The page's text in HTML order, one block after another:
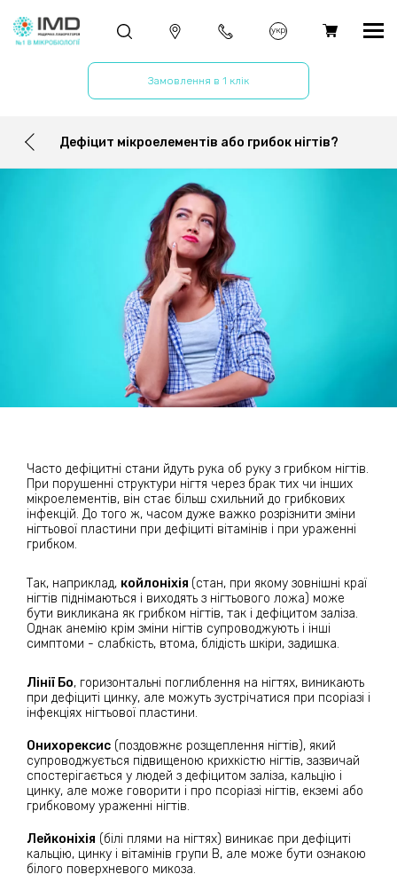
укр
Замовлення в 1 клік
Дефіцит мікроелементів або грибок нігтів?
Часто дефіцитні стани йдуть рука об руку з грибком нігтів.
При порушенні структури нігтя через брак тих чи інших
мікроелементів, він стає більш схильний до грибкових
інфекцій. До того ж, часом дуже важко розрізнити зміни
нігтьової пластини при дефіциті вітамінів і при ураженні
грибком.
Так, наприклад, койлоніхія (стан, при якому зовнішні краї
нігтів піднімаються і виходять з нігтьового ложа) може
бути викликана як грибком нігтів, так і дефіцитом заліза.
Однак анемію крім зміни нігтів супроводжують і інші
симптоми - слабкість, втома, блідість шкіри, задишка.
Лінії Бо, горизонтальні поглиблення на нігтях, виникають
при дефіциті цинку, але можуть зустрічатися при псоріазі і
інфекціях нігтьової пластини.
Онихорексис (поздовжнє розщеплення нігтів), який
супроводжується підвищеною крихкістю нігтів, зазвичай
спостерігається у людей з дефіцитом заліза, кальцію і
цинку, але може говорити і про псоріазі нігтів, екземі або
грибковому ураженні нігтів.
Лейконіхія (білі плями на нігтях) виникає при дефіциті
кальцію, цинку і вітамінів групи В, але може бути ознакою
білого поверхневого микоза.